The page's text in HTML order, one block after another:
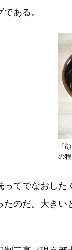
ある。
「
の
ってでなおし
たのだ。大きい